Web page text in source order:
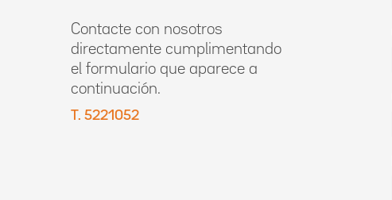
Contacte con nosotros
directamente cumplimentando
el formulario que aparece a
continuación.
T. 5221052